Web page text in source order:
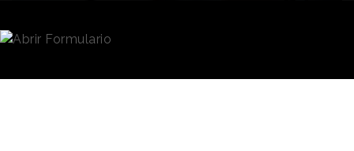
Redacción 10/05/2023 · 08:00